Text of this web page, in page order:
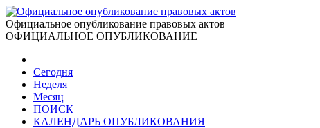
Официальное опубликование правовых актов
ОФИЦИАЛЬНОЕ ОПУБЛИКОВАНИЕ
Сегодня
Неделя
Месяц
ПОИСК
КАЛЕНДАРЬ ОПУБЛИКОВАНИЯ